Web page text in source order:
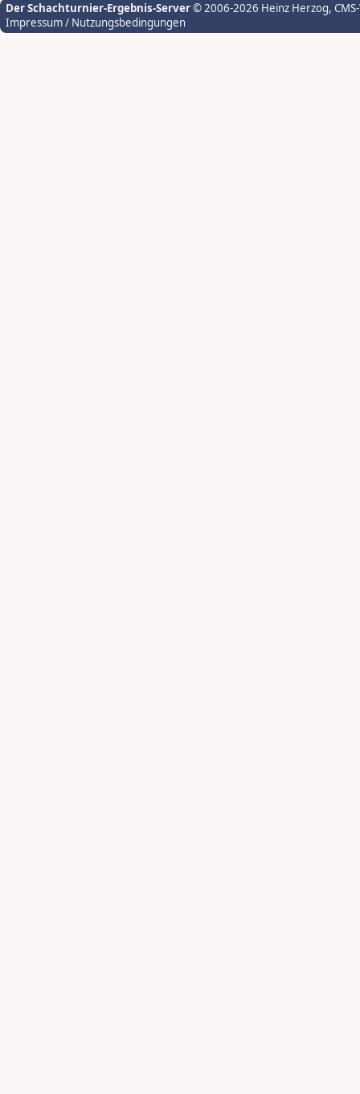
Der Schachturnier-Ergebnis-Server© 2006-2026 Heinz Herzog,
Impressum / Nutzungsbedingungen